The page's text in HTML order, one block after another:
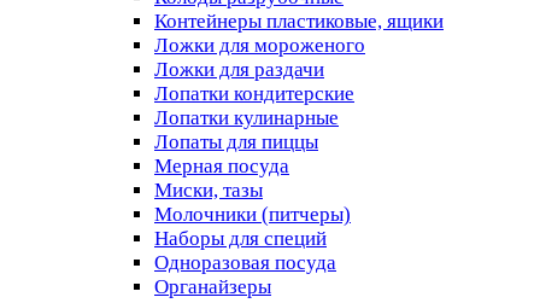
Контейнеры пластиковые, ящики
Ложки для мороженого
Ложки для раздачи
Лопатки кондитерские
Лопатки кулинарные
Лопаты для пиццы
Мерная посуда
Миски, тазы
Молочники (питчеры)
Наборы для специй
Одноразовая посуда
Органайзеры